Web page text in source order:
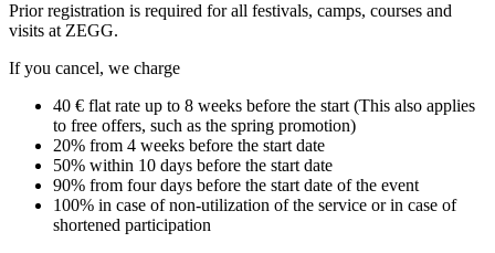
Prior registration is required for all festivals, camps, courses and
visits at ZEGG.
If you cancel, we charge
40 € flat rate up to 8 weeks before the start (This also applies
to free offers, such as the spring promotion)
20% from 4 weeks before the start date
50% within 10 days before the start date
90% from four days before the start date of the event
100% in case of non-utilization of the service or in case of
shortened participation